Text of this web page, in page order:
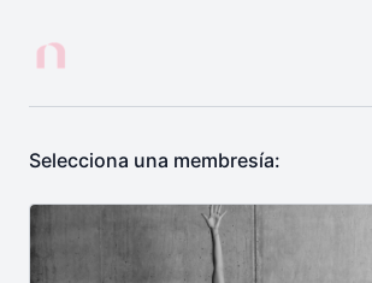
Selecciona una membresía: